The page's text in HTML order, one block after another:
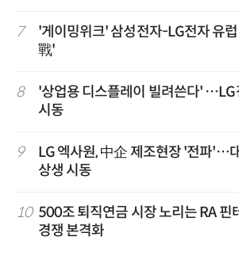
7
'게이밍위크' 삼성전자-LG전자 유
戰'
8
'상업용 디스플레이 빌려쓴다' …LG
시동
9
LG 엑사원, 中企 제조현장 '전파'…
상생 시동
10 500조 퇴직연금 시장 노리는 RA
경쟁 본격화